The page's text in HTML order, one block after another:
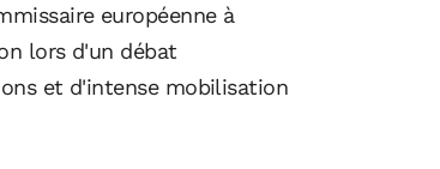
européenne à
lors d'un débat
et d'intense mobilisation